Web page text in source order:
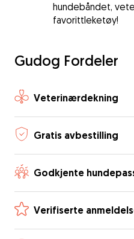
hundebåndet,
favorittleketøy!
Gudog Fordeler
Veterinærdekning
Gratis avbestilling
Godkjente
Verifiserte